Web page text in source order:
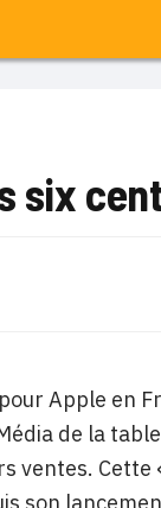
six
Apple en
de la
ventes.